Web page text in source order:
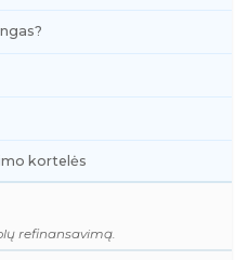
kortelės
refinansavimą.